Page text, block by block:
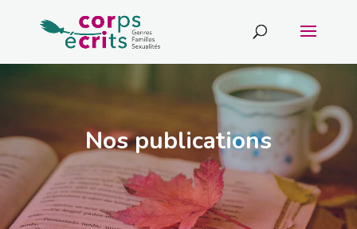
Nos publications